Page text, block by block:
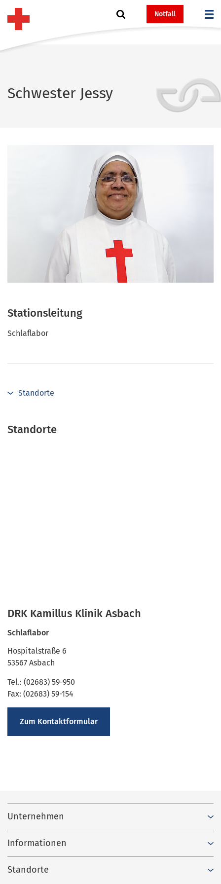
Notfall
Schwester Jessy
Stationsleitung
Schlaflabor
Standorte
Standorte
DRK Kamillus Klinik Asbach
Schlaflabor
Hospitalstraße 6
53567 Asbach
Tel.: (02683) 59-950
Fax: (02683) 59-154
Zum Kontaktformular
Unternehmen
Informationen
Standorte